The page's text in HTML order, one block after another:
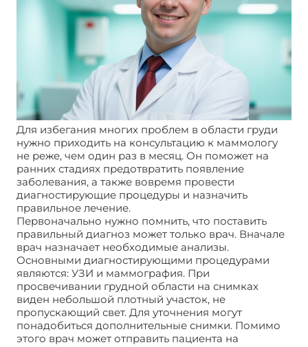
Для избегания многих проблем в области груди
нужно приходить на консультацию к маммологу
не реже, чем один раз в месяц. Он поможет на
ранних стадиях предотвратить появление
заболевания, а также вовремя провести
диагностирующие процедуры и назначить
правильное лечение.
Первоначально нужно помнить, что поставить
правильный диагноз может только врач. Вначале
врач назначает необходимые анализы.
Основными диагностирующими процедурами
являются: УЗИ и маммография. При
просвечивании грудной области на снимках
виден небольшой плотный участок, не
пропускающий свет. Для уточнения могут
понадобиться дополнительные снимки. Помимо
этого врач может отправить пациента на